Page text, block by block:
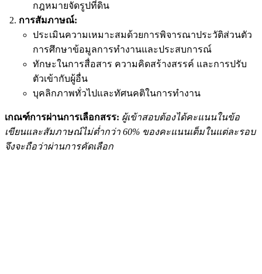
กฎหมายจัดรูปที่ดิน
การสัมภาษณ์:
ประเมินความเหมาะสมด้วยการพิจารณาประวัติส่วนตัว
การศึกษาข้อมูลการทำงานและประสบการณ์
ทักษะในการสื่อสาร ความคิดสร้างสรรค์ และการปรับ
ตัวเข้ากับผู้อื่น
บุคลิกภาพทั่วไปและทัศนคติในการทำงาน
เกณฑ์การผ่านการเลือกสรร: ผู้เข้าสอบต้องได้คะแนนในข้อ
เขียนและสัมภาษณ์ไม่ต่ำกว่า 60% ของคะแนนเต็มในแต่ละรอบ
จึงจะถือว่าผ่านการคัดเลือก